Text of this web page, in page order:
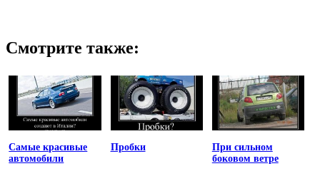
Смотрите также:
Самые красивые
автомобили
Пробки
При сильном
боковом ветре